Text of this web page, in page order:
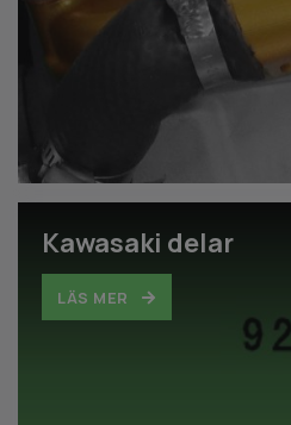
Kawasaki delar
LÄS MER